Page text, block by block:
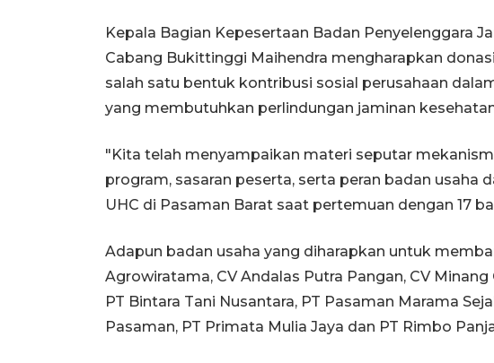
Kepala Bagian Kepesertaan Badan Penyelenggara
Cabang Bukittinggi Maihendra mengharapkan
salah satu bentuk kontribusi sosial perusahaan
yang membutuhkan perlindungan jaminan
"Kita telah menyampaikan materi seputar
program, sasaran peserta, serta peran badan usaha
UHC di Pasaman Barat saat pertemuan dengan 17
Adapun badan usaha yang diharapkan untuk
Agrowiratama, CV Andalas Putra Pangan, CV
PT Bintara Tani Nusantara, PT Pasaman Marama
Pasaman, PT Primata Mulia Jaya dan PT Rimbo